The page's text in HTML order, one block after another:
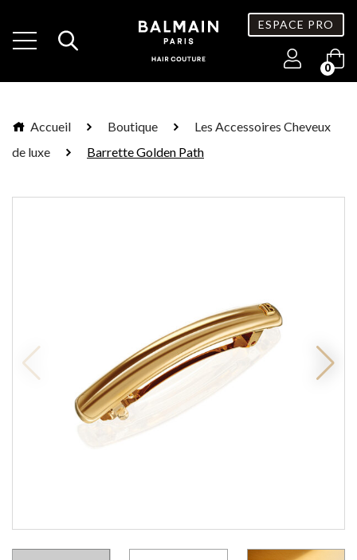
ESPACE PRO
0
Accueil Boutique
Les Accessoires Cheveux
de luxe
Barrette Golden Path